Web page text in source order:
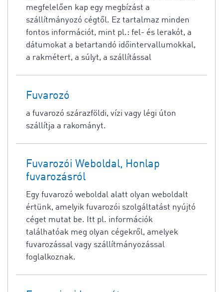
megfelelően kap egy megbízást a
szállítmányozó cégtől. Ez tartalmaz minden
fontos információt, mint pl.: fel- és lerakót, a
dátumokat a betartandó időintervallumokkal,
a rakmétert, a súlyt, a szállítással
Fuvarozó
a fuvarozó szárazföldi, vízi vagy légi úton
szállítja a rakományt.
Fuvarozói Weboldal, Honlap
fuvarozásról
Egy fuvarozó weboldal alatt olyan weboldalt
értünk, amelyik fuvarozói szolgáltatást nyújtó
céget mutat be. Itt pl. információk
találhatóak meg olyan cégekről, amelyek
fuvarozással vagy szállítmányozással
foglalkoznak.